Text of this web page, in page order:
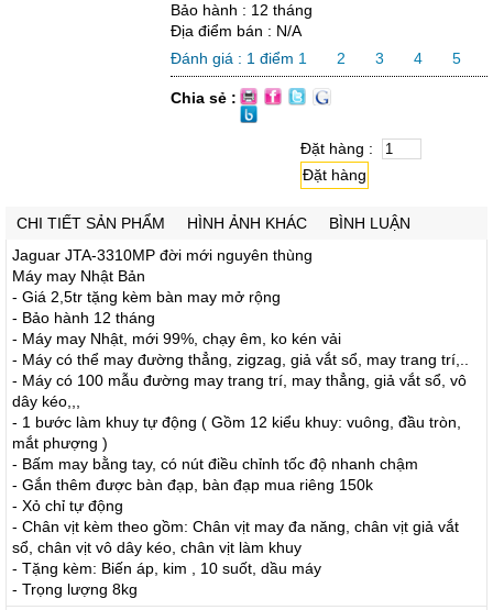
Bảo hành : 12 tháng
Địa điểm bán : N/A
Đánh giá : 1 điểm 1 2 3 4 5
Chia sẻ :
Đặt hàng :
Đặt hàng
CHI TIẾT SẢN PHẨM HÌNH ẢNH KHÁC
BÌNH LUẬN
Jaguar JTA-3310MP đời mới nguyên thùng
Máy may Nhật Bản
- Giá 2,5tr tặng kèm bàn may mở rộng
- Bảo hành 12 tháng
- Máy may Nhật, mới 99%, chạy êm, ko kén vải
- Máy có thể may đường thẳng, zigzag, giả vắt sổ, may trang trí,..
- Máy có 100 mẫu đường may trang trí, may thẳng, giả vắt sổ, vô
dây kéo,,,
- 1 bước làm khuy tự động ( Gồm 12 kiểu khuy: vuông, đầu tròn,
mắt phượng )
- Bấm may bằng tay, có nút điều chỉnh tốc độ nhanh chậm
- Gắn thêm được bàn đạp, bàn đạp mua riêng 150k
- Xỏ chỉ tự động
- Chân vịt kèm theo gồm: Chân vịt may đa năng, chân vịt giả vắt
sổ, chân vịt vô dây kéo, chân vịt làm khuy
- Tặng kèm: Biến áp, kim , 10 suốt, dầu máy
- Trọng lượng 8kg